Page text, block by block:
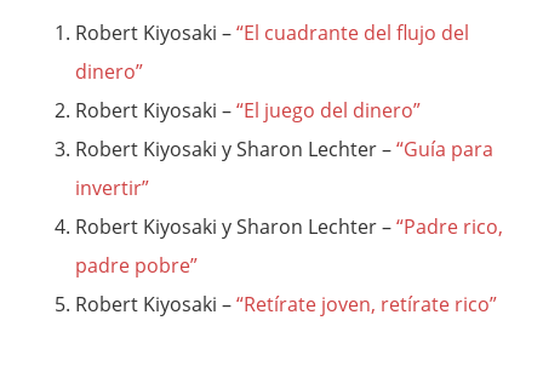
Robert Kiyosaki –“El cuadrante del flujo del
dinero”
Robert Kiyosaki –“El juego del dinero”
Robert Kiyosaki y Sharon Lechter –“Guía para
invertir”
Robert Kiyosaki y Sharon Lechter –“Padre rico,
padre pobre”
Robert Kiyosaki –“Retírate joven, retírate rico”